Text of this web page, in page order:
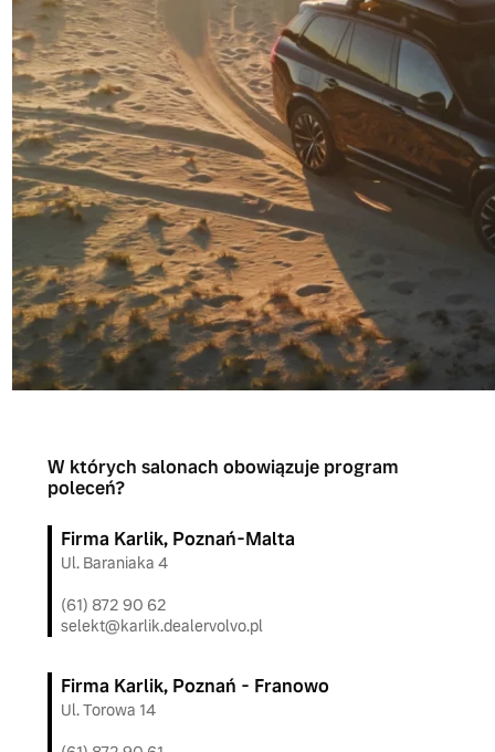
W których salonach obowiązuje program
poleceń?
Firma Karlik, Poznań-Malta
Ul. Baraniaka 4
(61) 872 90 62
selekt@karlik.dealervolvo.pl
Firma Karlik, Poznań - Franowo
Ul. Torowa 14